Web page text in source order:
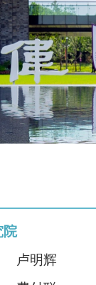
院
卢明辉